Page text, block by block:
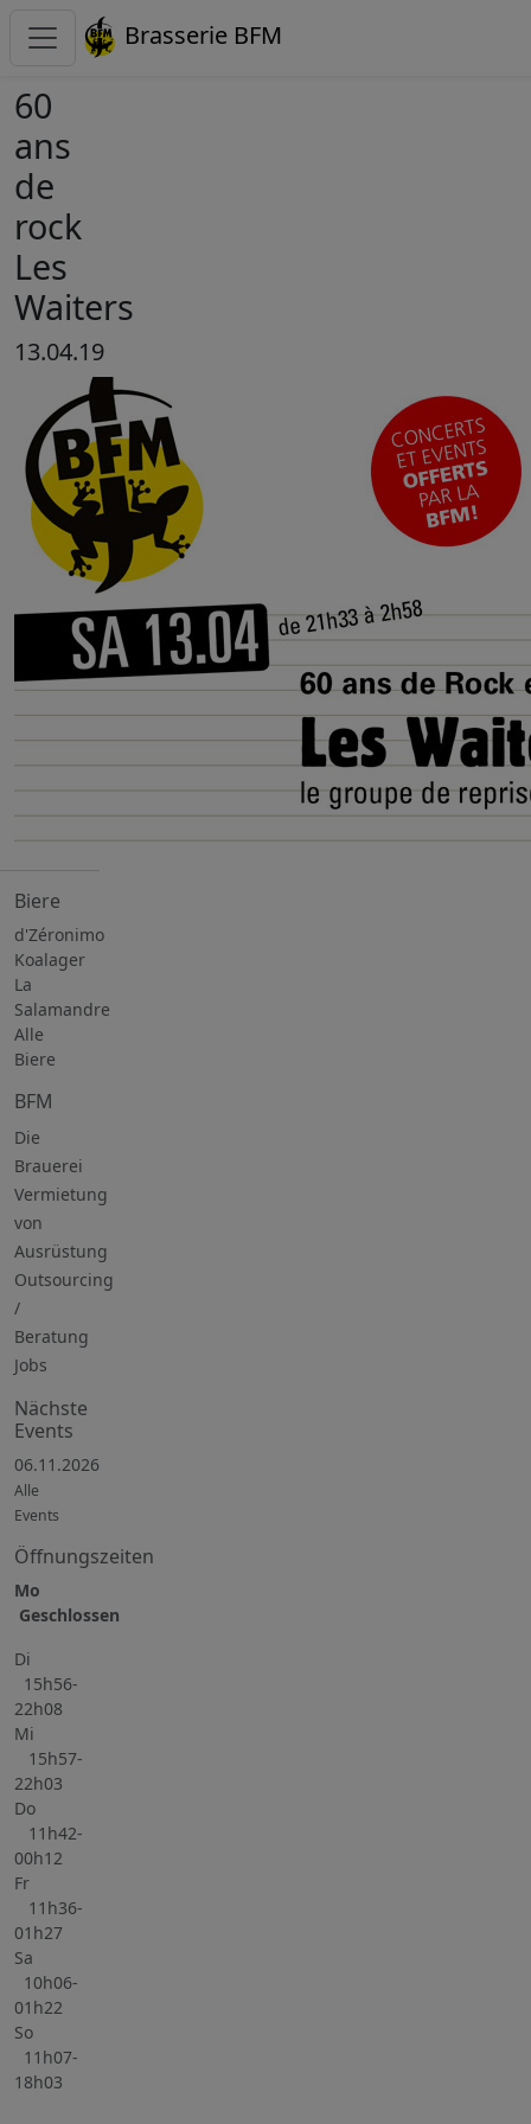
Brasserie BFM
60
ans
de
rock
Les
Waiters
13.04.19
Biere
d'Zéronimo
Koalager
La
Salamandre
Alle
Biere
BFM
Die
Brauerei
Vermietung
von
Ausrüstung
Outsourcing
/
Beratung
Jobs
Nächste
Events
06.11.2026
Alle
Events
Öffnungszeiten
Mo
Geschlossen
Di
15h56-
22h08
Mi
15h57-
22h03
Do
11h42-
00h12
Fr
11h36-
01h27
Sa
10h06-
01h22
So
11h07-
18h03